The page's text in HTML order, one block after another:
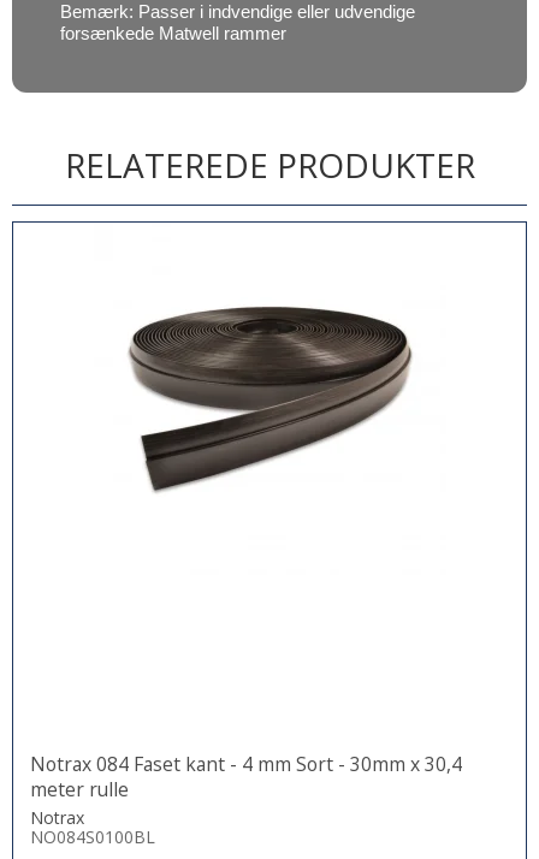
Bemærk: Passer i indvendige eller udvendige
forsænkede Matwell rammer
RELATEREDE PRODUKTER
Notrax 084 Faset kant - 4 mm Sort - 30mm x 30,4
meter rulle
Notrax
NO084S0100BL